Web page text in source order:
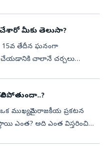
చేశారో మీకు తెలుసా?
15వ తేదీన ఘనంగా
చేయడానికి చాలానే చర్చలు
ముఖ్యమైన రాజకీయ ప్రకటన
ఎంత? అది ఎంత విస్తరించి